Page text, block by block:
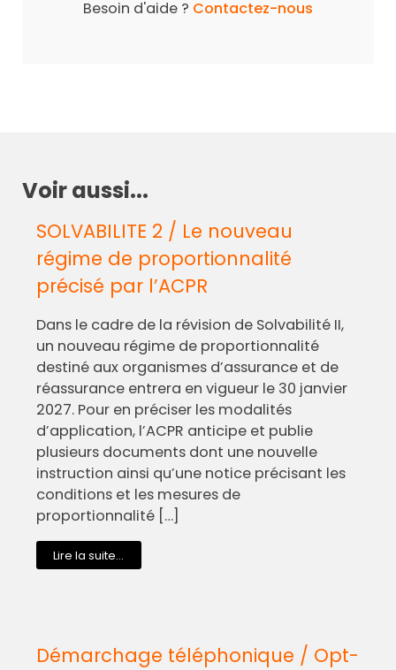
Besoin d'aide ? Contactez-nous
Voir aussi...
SOLVABILITE 2 / Le nouveau
régime de proportionnalité
précisé par l’ACPR
Dans le cadre de la révision de Solvabilité II,
un nouveau régime de proportionnalité
destiné aux organismes d’assurance et de
réassurance entrera en vigueur le 30 janvier
2027. Pour en préciser les modalités
d’application, l’ACPR anticipe et publie
plusieurs documents dont une nouvelle
instruction ainsi qu’une notice précisant les
conditions et les mesures de
proportionnalité […]
Lire la suite...
Démarchage téléphonique / Opt-